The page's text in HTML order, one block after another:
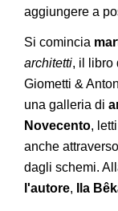
aggiungere a
Si comincia
architetti, il libro
Giometti &
una galleria di
Novecento,
anche
dagli schemi.
l'autore, Ila